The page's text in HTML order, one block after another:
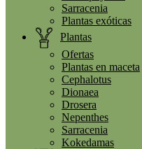
Sarracenia
Plantas exóticas
Plantas
Ofertas
Plantas en maceta
Cephalotus
Dionaea
Drosera
Nepenthes
Sarracenia
Kokedamas